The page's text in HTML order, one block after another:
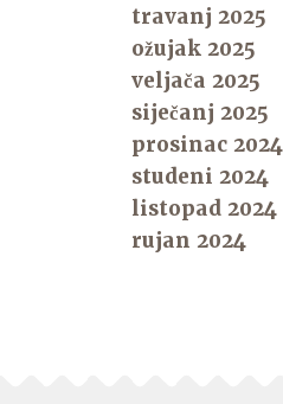
travanj 2025
ožujak 2025
veljača 2025
siječanj 2025
prosinac 2024
studeni 2024
listopad 2024
rujan 2024